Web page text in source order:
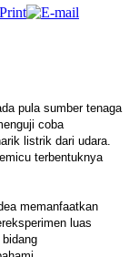
pula sumber tenaga
coba
listrik dari udara.
terbentuknya
memanfaatkan
luas